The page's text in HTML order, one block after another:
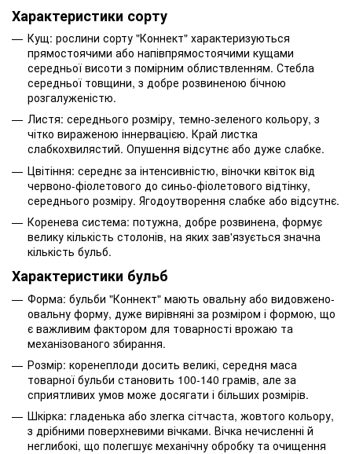
Характеристики сорту
Кущ: рослини сорту "Коннект" характеризуються
прямостоячими або напівпрямостоячими кущами
середньої висоти з помірним облиствленням. Стебла
середньої товщини, з добре розвиненою бічною
розгалуженістю.
Листя: середнього розміру, темно-зеленого кольору, з
чітко вираженою іннервацією. Край листка
слабкохвилястий. Опушення відсутнє або дуже слабке.
Цвітіння: середнє за інтенсивністю, віночки квіток від
червоно-фіолетового до синьо-фіолетового відтінку,
середнього розміру. Ягодоутворення слабке або відсутнє.
Коренева система: потужна, добре розвинена, формує
велику кількість столонів, на яких зав'язується значна
кількість бульб.
Характеристики бульб
Форма: бульби "Коннект" мають овальну або видовжено-
овальну форму, дуже вирівняні за розміром і формою, що
є важливим фактором для товарності врожаю та
механізованого збирання.
Розмір: коренеплоди досить великі, середня маса
товарної бульби становить 100-140 грамів, але за
сприятливих умов може досягати і більших розмірів.
Шкірка: гладенька або злегка сітчаста, жовтого кольору,
з дрібними поверхневими вічками. Вічка нечисленні й
неглибокі, що полегшує механічну обробку та очищення